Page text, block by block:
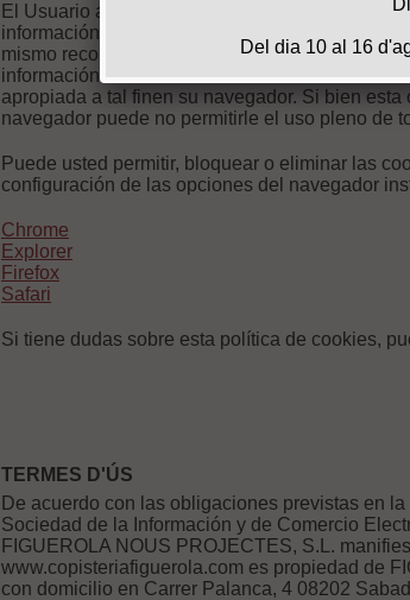
El Usuario acepta expresamente, por la
información recabada en la forma y con los
mismo reconoce conocer la posibilidad
información rechazando el usode Cookies
apropiada a tal finen su navegador. Si bien
navegador puede no permitirle el uso pleno de
Puede usted permitir, bloquear o eliminar las
configuración de las opciones del navegador
Chrome
Explorer
Firefox
Safari
Si tiene dudas sobre esta política de cookies,
TERMES D'ÚS
De acuerdo con las obligaciones previstas en
Sociedad de la Información y de Comercio
FIGUEROLA NOUS PROJECTES, S.L.
www.copisteriafiguerola.com es propiedad de
con domicilio en Carrer Palanca, 4 08202